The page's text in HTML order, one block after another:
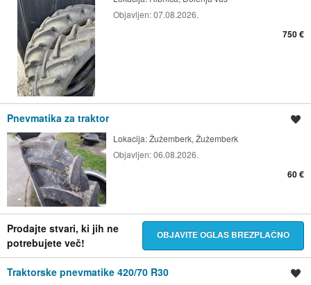
Objavljen:07.08.2026.
750 €
Pnevmatika za traktor
Lokacija:Žužemberk, Žužemberk
Objavljen:06.08.2026.
60 €
Prodajte stvari, ki jih ne
potrebujete več!
OBJAVITE OGLAS BREZPLAČNO
Traktorske pnevmatike 420/70 R30